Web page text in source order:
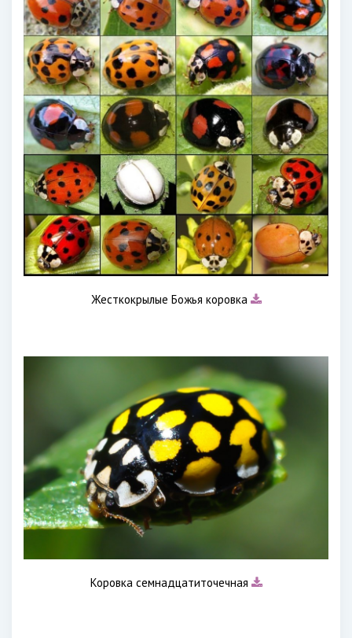
Жесткокрылые Божья коровка
Коровка семнадцатиточечная